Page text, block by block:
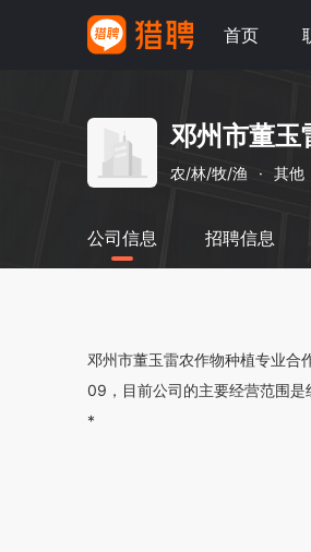
首页
邓州市董玉
农/林/牧/渔 · 其他
公司信息 招聘信息
邓州市董玉雷农作物种植专业
09，目前公司的主要经营范围
*